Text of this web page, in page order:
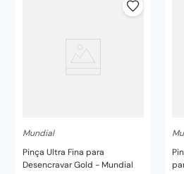
Mundial
Pinça Ultra Fina para
Desencravar Gold - Mundial